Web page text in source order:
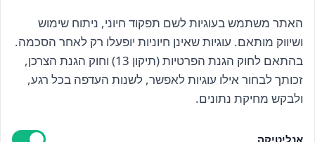
הרשם לניוזלטר שלנו
קראתי ואני מאשר/ת את
האתר משתמש בעוגיות לשם תפקוד חיוני, ניתוח שימוש
ושיווק מותאם. עוגיות שאינן חיוניות יופעלו רק לאחר הסכמה.
בהתאם לחוק הגנת הפרטיות (תיקון 13) וחוק הגנת הצרכן,
זכותך לבחור אילו עוגיות לאפשר, לשנות העדפה בכל רגע,
ולבקש מחיקת נתונים.